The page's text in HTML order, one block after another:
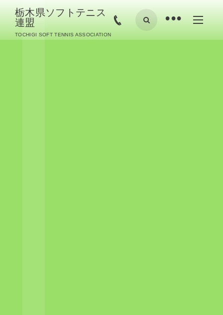
栃木県ソフトテニス
連盟
TOCHIGI SOFT TENNIS ASSOCIATION
•